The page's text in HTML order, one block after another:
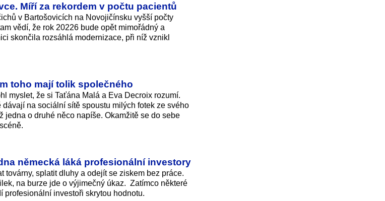
Míří za rekordem v počtu pacientů
v Bartošovicích na Novojičínsku vyšší počty
vědí, že rok 20226 bude opět mimořádný a
skončila rozsáhlá modernizace, při níž vznikl
toho mají tolik společného
myslet, že si Taťána Malá a Eva Decroix rozumí.
na sociální sítě spoustu milých fotek ze svého
jedna o druhé něco napíše. Okamžitě se do sebe
německá láká profesionální investory
továrny, splatit dluhy a odejít se ziskem bez práce.
na burze jde o výjimečný úkaz. Zatímco některé
profesionální investoři skrytou hodnotu.